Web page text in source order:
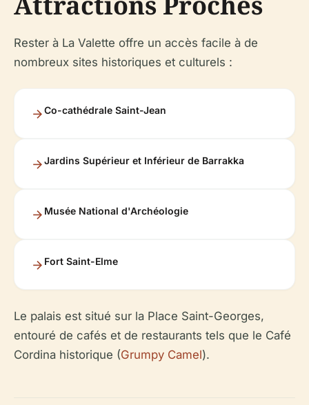
Rester à La Valette offre un accès facile à de
nombreux sites historiques et culturels :
Co-cathédrale Saint-Jean
Jardins Supérieur et Inférieur de Barrakka
Musée National d'Archéologie
Fort Saint-Elme
Le palais est situé sur la Place Saint-Georges,
entouré de cafés et de restaurants tels que le Café
Cordina historique (Grumpy Camel).